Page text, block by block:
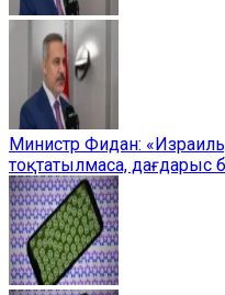
Министр Фидан:
тоқтатылмаса, дағдарыс